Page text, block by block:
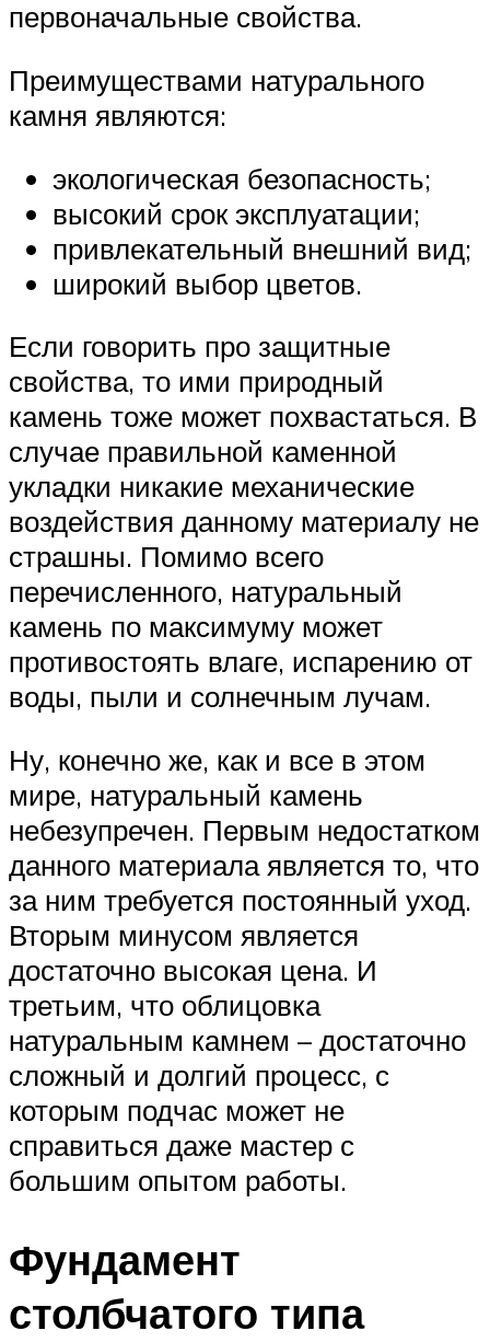
первоначальные свойства.
Преимуществами натурального
камня являются:
экологическая безопасность;
высокий срок эксплуатации;
привлекательный внешний вид;
широкий выбор цветов.
Если говорить про защитные
свойства, то ими природный
камень тоже может похвастаться. В
случае правильной каменной
укладки никакие механические
воздействия данному материалу не
страшны. Помимо всего
перечисленного, натуральный
камень по максимуму может
противостоять влаге, испарению от
воды, пыли и солнечным лучам.
Ну, конечно же, как и все в этом
мире, натуральный камень
небезупречен. Первым недостатком
данного материала является то, что
за ним требуется постоянный уход.
Вторым минусом является
достаточно высокая цена. И
третьим, что облицовка
натуральным камнем – достаточно
сложный и долгий процесс, с
которым подчас может не
справиться даже мастер с
большим опытом работы.
Фундамент
столбчатого типа